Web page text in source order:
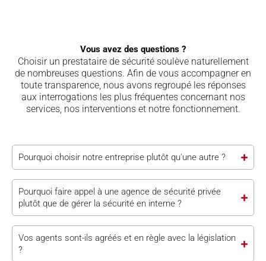
Vous avez des questions ?
Choisir un prestataire de sécurité soulève naturellement
de nombreuses questions. Afin de vous accompagner en
toute transparence, nous avons regroupé les réponses
aux interrogations les plus fréquentes concernant nos
services, nos interventions et notre fonctionnement.
Pourquoi choisir notre entreprise plutôt qu'une autre ?
Pourquoi faire appel à une agence de sécurité privée
plutôt que de gérer la sécurité en interne ?
Vos agents sont-ils agréés et en règle avec la législation
?